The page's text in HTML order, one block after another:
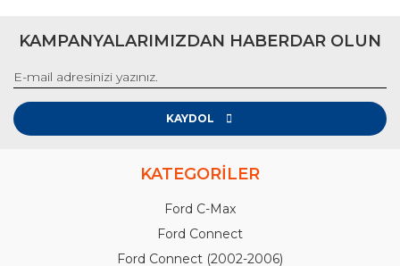
KAMPANYALARIMIZDAN HABERDAR OLUN
KAYDOL
KATEGORİLER
Ford C-Max
Ford Connect
Ford Connect (2002-2006)